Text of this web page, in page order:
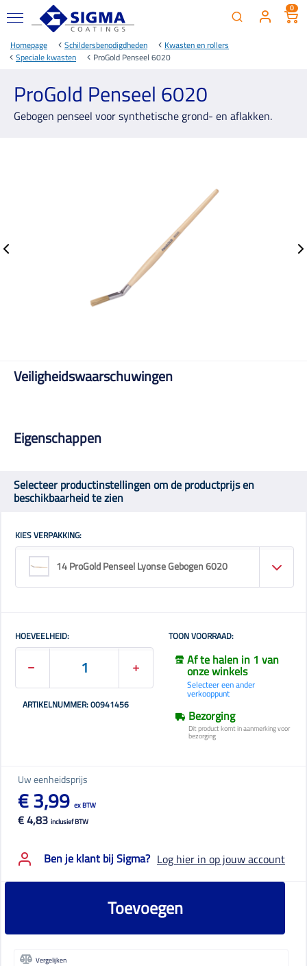
0
Homepage Schildersbenodigdheden
Kwasten en rollers
Speciale kwasten
ProGold Penseel 6020
ProGold Penseel 6020
Gebogen penseel voor synthetische grond- en aflakken.
Veiligheidswaarschuwingen
Eigenschappen
Selecteer productinstellingen om de productprijs en
beschikbaarheid te zien
KIES VERPAKKING:
14 ProGold Penseel Lyonse Gebogen 6020
HOEVEELHEID:
ARTIKELNUMMER: 00941456
TOON VOORRAAD:
Af te halen in 1 van
onze winkels
Selecteer een ander
verkooppunt
Bezorging
Dit product komt in aanmerking voor
bezorging
Uw eenheidsprijs
€ 4,83 inclusief BTW
€ 3,99 ex BTW
Ben je klant bij Sigma? Log hier in op jouw account
Toevoegen
Vergelijken